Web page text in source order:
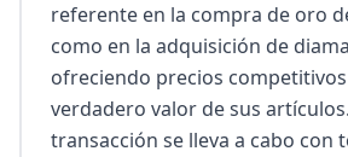
referente en la compra de oro
como en la adquisición de
ofreciendo precios
verdadero valor de sus
transacción se lleva a cabo con